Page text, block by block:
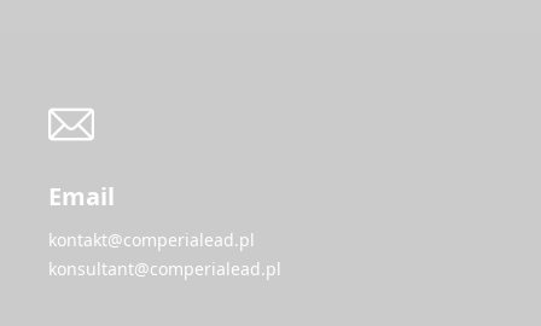
Email
kontakt@comperialead.pl
konsultant@comperialead.pl